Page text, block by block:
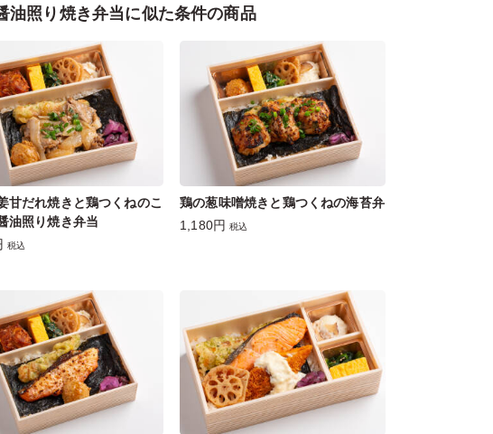
油照り焼き弁当に似た条件の商品
甘だれ焼きと鶏つくねのこ
油照り焼き弁当
税込
鶏の葱味噌焼きと鶏つくねの海苔弁
1,180円 税込